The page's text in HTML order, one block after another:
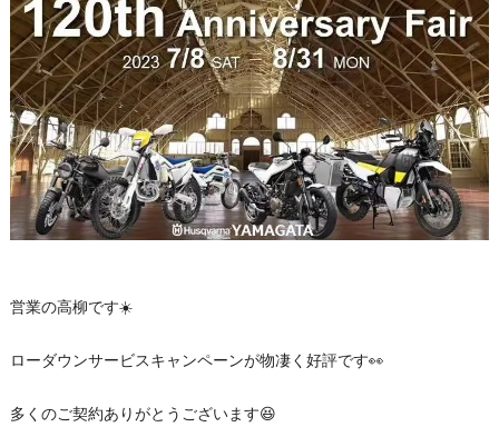
営業の高柳です☀️
ローダウンサービスキャンペーンが物凄く好評です👀
多くのご契約ありがとうございます😆